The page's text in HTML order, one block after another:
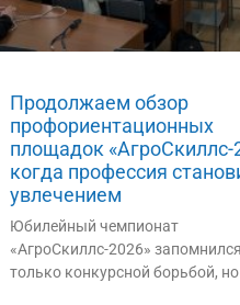
Продолжаем обзор
профориентационных
площадок «АгроСкиллс-
когда профессия
увлечением
Юбилейный чемпионат
«АгроСкиллс-2026»
только конкурсной борьбой, но